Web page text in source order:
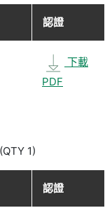
認證
下載
PDF
1)
認證